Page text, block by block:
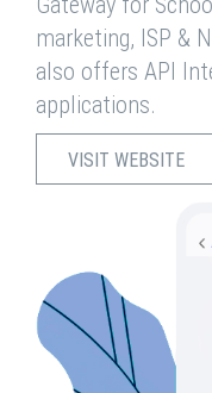
marketing, ISP &
also offers API
applications.
VISIT WEBSITE